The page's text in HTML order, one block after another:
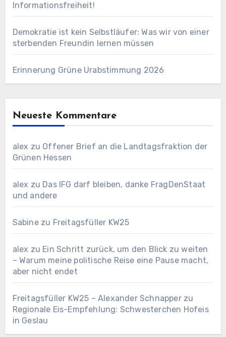
Informationsfreiheit!
Demokratie ist kein Selbstläufer: Was wir von einer
sterbenden Freundin lernen müssen
Erinnerung Grüne Urabstimmung 2026
Neueste Kommentare
alex zu Offener Brief an die Landtagsfraktion der
Grünen Hessen
alex zu Das IFG darf bleiben, danke FragDenStaat
und andere
Sabinezu Freitagsfüller KW25
alex zu Ein Schritt zurück, um den Blick zu weiten
– Warum meine politische Reise eine Pause macht,
aber nicht endet
Freitagsfüller KW25 – Alexander Schnapperzu
Regionale Eis-Empfehlung: Schwesterchen Hofeis
in Geslau